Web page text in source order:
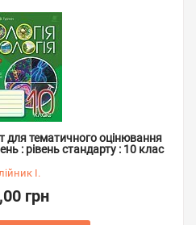
для тематичного оцінювання
: рівень стандарту : 10 клас
І.
грн